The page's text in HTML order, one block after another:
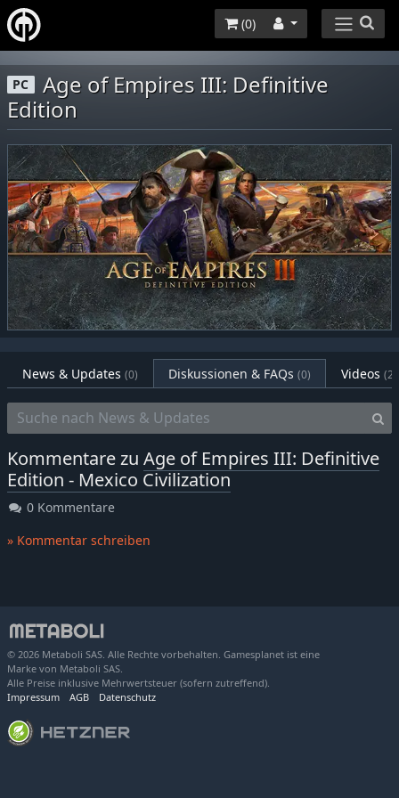
(0)
PC
Age of Empires III: Definitive
Edition
News & Updates (0) Diskussionen & FAQs (0) Videos (2)
Kommentare zu Age of Empires III: Definitive
Edition - Mexico Civilization
0 Kommentare
» Kommentar schreiben
© 2026 Metaboli SAS. Alle Rechte vorbehalten. Gamesplanet ist eine
Marke von Metaboli SAS.
Alle Preise inklusive Mehrwertsteuer (sofern zutreffend).
Impressum
AGB Datenschutz